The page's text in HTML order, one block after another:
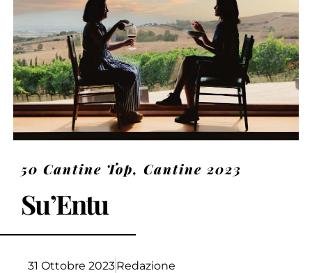
50 Cantine Top,Cantine 2023
Su’Entu
31 Ottobre 2023Redazione